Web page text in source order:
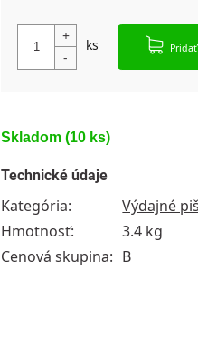
Skladom(10 ks)
Technické údaje
Kategória:
Výdajné
Hmotnosť:
3.4 kg
Cenová skupina: B